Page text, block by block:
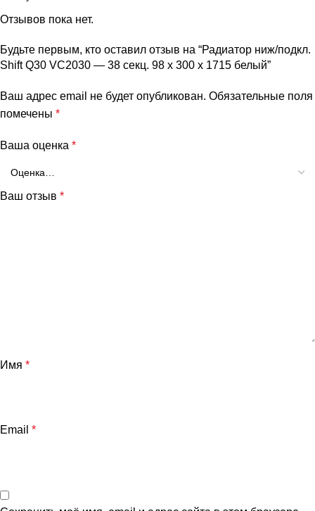
Отзывов пока нет.
Будьте первым, кто оставил отзыв на “Радиатор ниж/подкл.
Shift Q30 VC2030 — 38 секц. 98 х 300 х 1715 белый”
Ваш адрес email не будет опубликован. Обязательные поля
помечены *
Ваша оценка *
Ваш отзыв *
Имя *
Email *